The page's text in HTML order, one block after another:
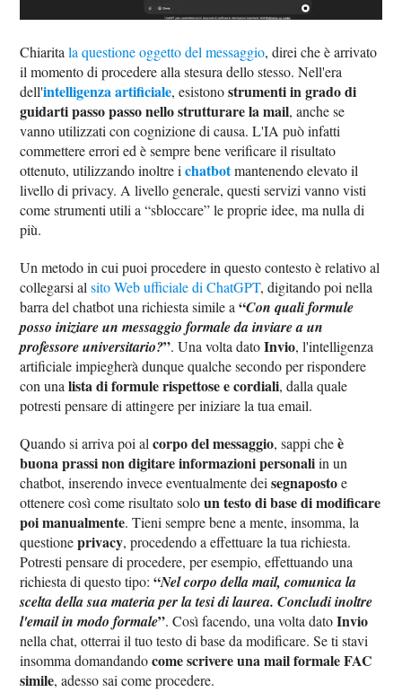
Chiaritala questione oggetto del messaggio, direi che è arrivato
il momento di procedere alla stesura dello stesso. Nell'era
dell'intelligenza artificiale, esistonostrumenti in grado di
guidarti passo passo nello strutturare la mail, anche se
vanno utilizzati con cognizione di causa. L'IA può infatti
commettere errori ed è sempre bene verificare il risultato
ottenuto, utilizzando inoltre ichatbotmantenendo elevato il
livello di privacy. A livello generale, questi servizi vanno visti
come strumenti utili a “sbloccare” le proprie idee, ma nulla di
più.
Un metodo in cui puoi procedere in questo contesto è relativo al
collegarsi alsito Web ufficiale di ChatGPT, digitando poi nella
barra del chatbot una richiesta simile a“Con quali formule
posso iniziare un messaggio formale da inviare a un
professore universitario?”. Una volta datoInvio, l'intelligenza
artificiale impiegherà dunque qualche secondo per rispondere
con unalista di formule rispettose e cordiali, dalla quale
potresti pensare di attingere per iniziare la tua email.
Quando si arriva poi alcorpo del messaggio, sappi cheè
buona prassi non digitare informazioni personaliin un
chatbot, inserendo invece eventualmente deisegnapostoe
ottenere così come risultato soloun testo di base di modificare
poi manualmente. Tieni sempre bene a mente, insomma, la
questioneprivacy, procedendo a effettuare la tua richiesta.
Potresti pensare di procedere, per esempio, effettuando una
richiesta di questo tipo:“Nel corpo della mail, comunica la
scelta della sua materia per la tesi di laurea. Concludi inoltre
l'email in modo formale”. Così facendo, una volta datoInvio
nella chat, otterrai il tuo testo di base da modificare. Se ti stavi
insomma domandandocome scrivere una mail formale FAC
simile, adesso sai come procedere.